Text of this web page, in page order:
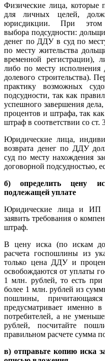
Физические лица, которые
для личных целей,
юрисдикции. При
выбора подсудности:
денег по ДДУ в суд по
по месту жительства
временной регистрации),
либо по месту исполнения
долевого строительства).
практику возможных
подсудности, так как
успешного завершения
процентов и штрафа, так
штраф в соответствии со
Юридические лица,
возврата денег по ДДУ
суд по месту нахождения
договорной подсудностью,
б) определить цену
подлежащей уплате
Юридические лица и ИП
заявить требования о
штраф.
В цену иска (по искам
расчета госпошлины из
только цена ДДУ и
освобождаются от уплаты
1 млн. рублей, то есть
более 1 млн. рублей из
пошлины,
предусматривает именно
потребителей, а не
рублей, посчитайте
правильном расчете сумма
в) отправьте копию иска